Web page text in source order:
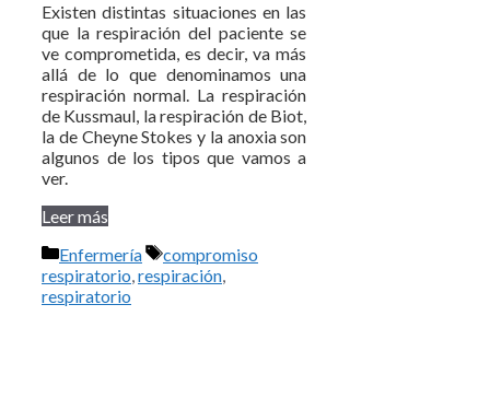
Existen distintas situaciones en las
que la respiración del paciente se
ve comprometida, es decir, va más
allá de lo que denominamos una
respiración normal. La respiración
de Kussmaul, la respiración de Biot,
la de Cheyne Stokes y la anoxia son
algunos de los tipos que vamos a
ver.
Leer más
Categorías
Enfermería Etiquetas
compromiso
respiratorio,respiración,
respiratorio